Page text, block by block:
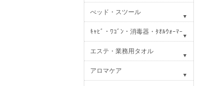
べッド・スツール
ｷｬﾋﾞ・ﾜｺﾞﾝ・消毒器・ﾀｵﾙｳｫｰﾏｰ
エステ・業務用タオル
アロマケア